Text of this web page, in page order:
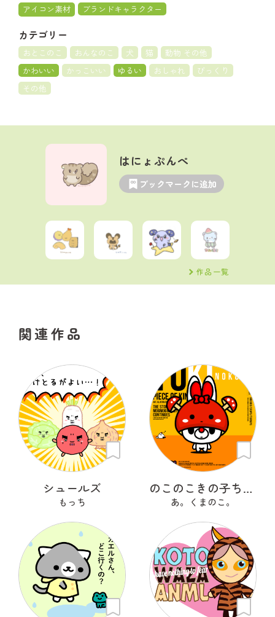
アイコン素材
ブランドキャラクター
カテゴリー
おとこのこ おんなのこ 犬 猫
動物 その他
かわいい
かっこいい ゆるい おしゃれ
びっくり
その他
はにょぷんぺ
ブックマークに追加
作品一覧
関連作品
シュールズ
もっち
のこのこきの子ちゃん
あ。くまのこ。